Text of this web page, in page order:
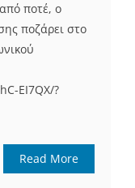
ποτέ, ο
ποζάρει στο
EI7QX/?
Read More